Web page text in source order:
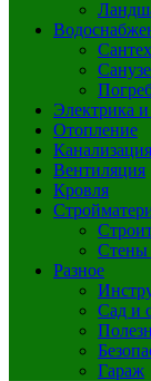
Электрика
Отопление
Канализация
Вентиляция
Кровля
Стены
Разное
Сад и
Гараж